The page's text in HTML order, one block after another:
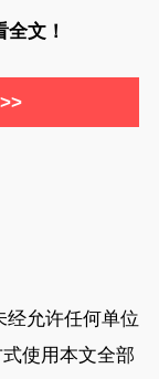
文！
经允许任何单位
使用本文全部